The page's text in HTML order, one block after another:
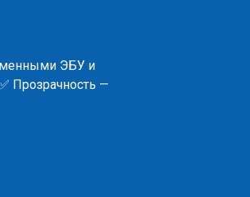
ЭБУ и
Прозрачность —